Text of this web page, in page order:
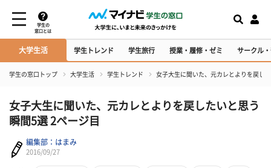
学生の
窓口とは
大学生活 学生トレンド 学生旅行 授業・履修・ゼミ サークル
学生の窓口トップ 大学生活 学生トレンド 女子大生に聞いた、元カレとよりを戻し
女子大生に聞いた、元カレとよりを戻したいと思う
瞬間5選 2ページ目
編集部：はまみ
2016/09/27